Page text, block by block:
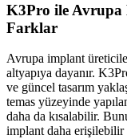
K3Pro ile Avrupa
Farklar
Avrupa implant
altyapıya dayanır.
ve güncel tasarım
temas yüzeyinde
daha da kısalabilir.
implant daha